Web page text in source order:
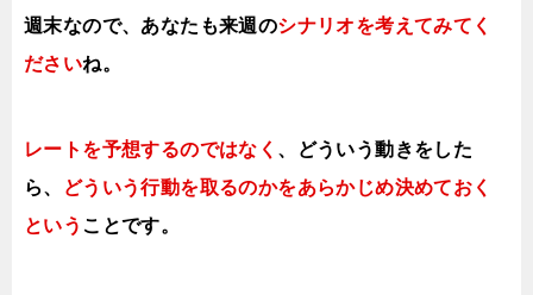
週末なので、あなたも来週のシナリオを考えてみてく
ださいね。
レートを予想するのではなく 、どういう動きをした
ら、
どういう行動を取るのかをあらかじめ決めておく
という ことです。